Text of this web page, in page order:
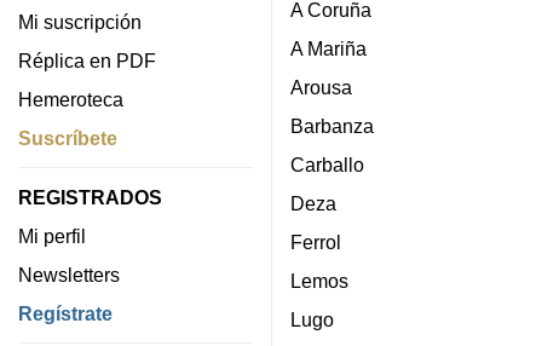
Mi suscripción
Réplica en PDF
Hemeroteca
Suscríbete
REGISTRADOS
Mi perfil
Newsletters
Regístrate
A Coruña
A Mariña
Arousa
Barbanza
Carballo
Deza
Ferrol
Lemos
Lugo